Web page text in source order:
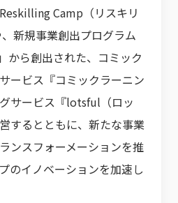
Camp（リスキリ
新規事業創出プログラム
から創出された、コミック
ービス『コミックラーニン
サービス『lotsful（ロッ
するとともに、新たな事業
ンスフォーメーションを推
のイノベーションを加速し